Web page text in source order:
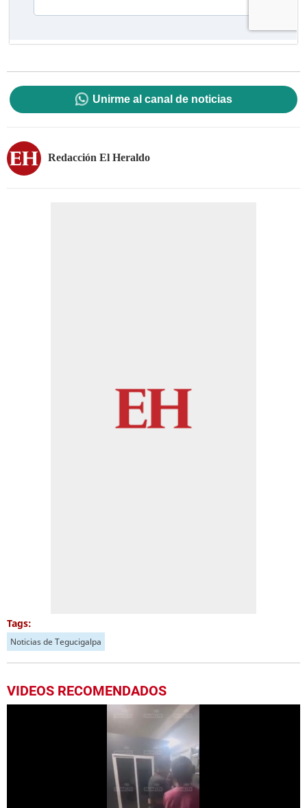
Unirme al canal de noticias
Redacción El Heraldo
Tags:
Noticias de Tegucigalpa
VIDEOS RECOMENDADOS